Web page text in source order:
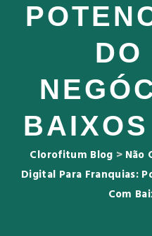
DO
Clorofitum Blog > Não
Digital Para Franquias:
Com